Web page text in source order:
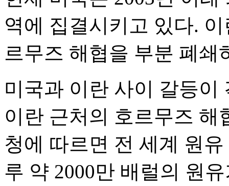
역에 집결시키고 있다.
르무즈 해협을 부분 폐쇄
미국과 이란 사이 갈등이
이란 근처의 호르무즈 해
청에 따르면 전 세계 원
루 약 2000만 배럴의 원